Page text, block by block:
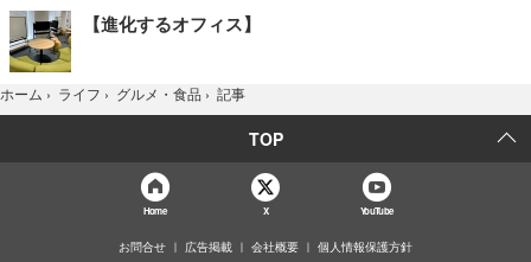
【進化するオフィス】
ホーム › ライフ › グルメ・食品 › 記事
TOP
Home X YouTube
お問合せ 広告掲載 会社概要 個人情報保護方針